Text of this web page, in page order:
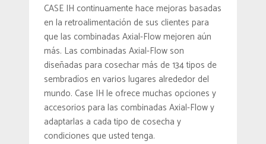
CASE IH continuamente hace mejoras basadas
en la retroalimentación de sus clientes para
que las combinadas Axial-Flow mejoren aún
más. Las combinadas Axial-Flow son
diseñadas para cosechar más de 134 tipos de
sembradíos en varios lugares alrededor del
mundo. Case IH le ofrece muchas opciones y
accesorios para las combinadas Axial-Flow y
adaptarlas a cada tipo de cosecha y
condiciones que usted tenga.